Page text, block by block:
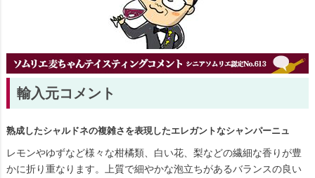
輸入元コメント
熟成したシャルドネの複雑さを表現したエレガントなシャンパーニュ
レモンやゆずなど様々な柑橘類、白い花、梨などの繊細な香りが豊
かに折り重なります。上質で細やかな泡立ちがあるバランスの良い